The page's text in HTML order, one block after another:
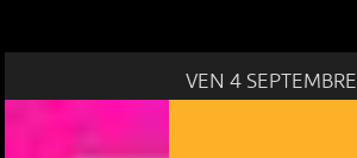
VEN 4 SEPTEMBRE